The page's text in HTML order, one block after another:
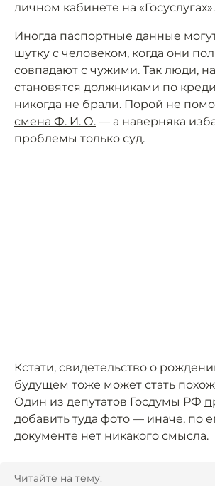
личном кабинете на «Госуслугах».
Иногда паспортные данные
шутку с человеком, когда они
совпадают с чужими. Так люди,
становятся должниками по
никогда не брали. Порой не
смена Ф. И. О. — а наверняка
проблемы только суд.
Кстати, свидетельство о
будущем тоже может стать
Один из депутатов Госдумы РФ
добавить туда фото — иначе, по
документе нет никакого смысла.
Читайте на тему: